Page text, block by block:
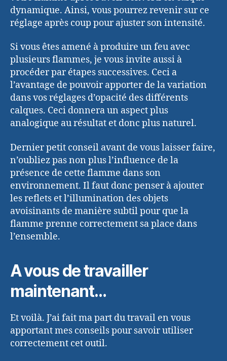
dynamique. Ainsi, vous pourrez revenir sur ce
réglage après coup pour ajuster son intensité.
Si vous êtes amené à produire un feu avec
plusieurs flammes, je vous invite aussi à
procéder par étapes successives. Ceci a
l’avantage de pouvoir apporter de la variation
dans vos réglages d’opacité des différents
calques. Ceci donnera un aspect plus
analogique au résultat et donc plus naturel.
Dernier petit conseil avant de vous laisser faire,
n’oubliez pas non plus l’influence de la
présence de cette flamme dans son
environnement. Il faut donc penser à ajouter
les reflets et l’illumination des objets
avoisinants de manière subtil pour que la
flamme prenne correctement sa place dans
l’ensemble.
A vous de travailler
maintenant…
Et voilà. J’ai fait ma part du travail en vous
apportant mes conseils pour savoir utiliser
correctement cet outil.